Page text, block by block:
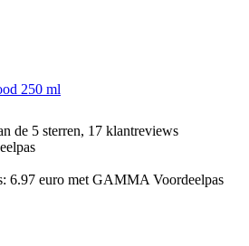
250 ml
de 5 sterren, 17 klantreviews
6.97 euro met GAMMA Voordeelpas